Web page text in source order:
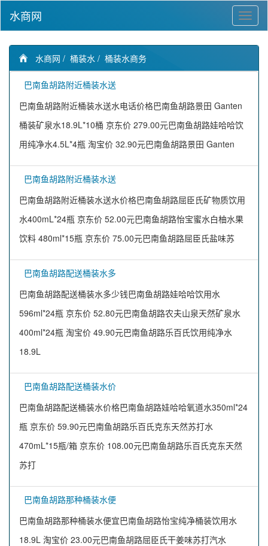
水商网
水商网 / 桶装水 / 桶装水商务
巴南鱼胡路附近桶装水送
巴南鱼胡路附近桶装水送水电话价格巴南鱼胡路景田 Ganten
桶装矿泉水18.9L*10桶 京东价 279.00元巴南鱼胡路娃哈哈饮
用纯净水4.5L*4瓶 淘宝价 32.90元巴南鱼胡路景田 Ganten
巴南鱼胡路附近桶装水送
巴南鱼胡路附近桶装水送水价格巴南鱼胡路屈臣氏矿物质饮用
水400mL*24瓶 京东价 52.00元巴南鱼胡路怡宝蜜水白柚水果
饮料 480ml*15瓶 京东价 75.00元巴南鱼胡路屈臣氏盐味苏
巴南鱼胡路配送桶装水多
巴南鱼胡路配送桶装水多少钱巴南鱼胡路娃哈哈饮用水
596ml*24瓶 京东价 52.80元巴南鱼胡路农夫山泉天然矿泉水
400ml*24瓶 淘宝价 49.90元巴南鱼胡路乐百氏饮用纯净水
18.9L
巴南鱼胡路配送桶装水价
巴南鱼胡路配送桶装水价格巴南鱼胡路娃哈哈氧道水350ml*24
瓶 京东价 59.90元巴南鱼胡路乐百氏克东天然苏打水
470mL*15瓶/箱 京东价 108.00元巴南鱼胡路乐百氏克东天然
苏打
巴南鱼胡路那种桶装水便
巴南鱼胡路那种桶装水便宜巴南鱼胡路怡宝纯净桶装饮用水
18.9L 淘宝价 23.00元巴南鱼胡路屈臣氏干姜味苏打汽水